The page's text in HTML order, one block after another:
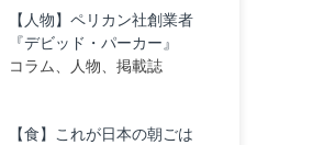
【人物】ペリカン社創業者
『デビッド・パーカー』
コラム、人物、掲載誌
【食】これが日本の朝ごは